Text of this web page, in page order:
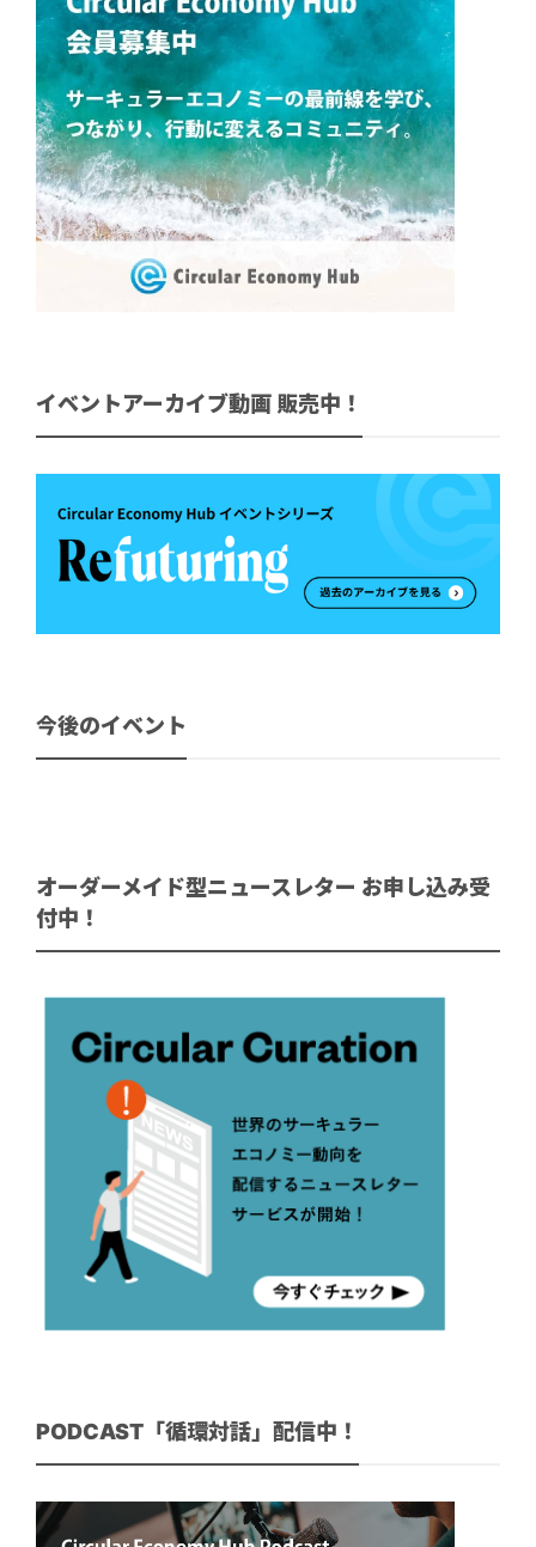
イベントアーカイブ動画 販売中！
今後のイベント
オーダーメイド型ニュースレター お申し込み受
付中！
PODCAST「循環対話」配信中！